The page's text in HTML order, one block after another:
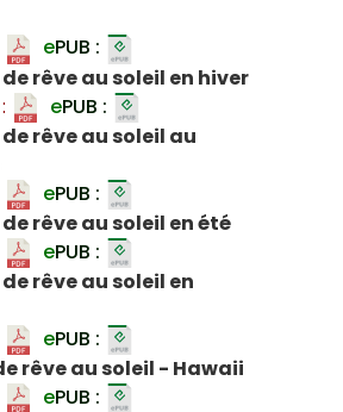
ePUB :
rêve au soleil en hiver
ePUB :
rêve au soleil au
ePUB :
rêve au soleil en été
ePUB :
rêve au soleil en
ePUB :
rêve au soleil - Hawaii
ePUB :